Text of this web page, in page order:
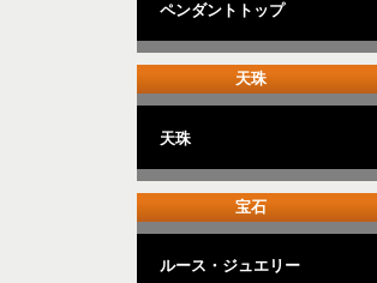
ペンダントトップ
天珠
天珠
宝石
ルース・ジュエリー